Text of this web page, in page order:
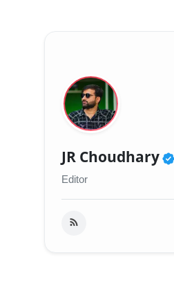
JR Choudhary
Editor